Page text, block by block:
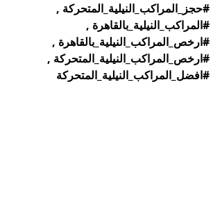
#حجز_المراكب_النيلية_المتحركة ,
#المراكب_النيلية_بالقاهرة ,
#ارخص_المراكب_النيلية_بالقاهرة ,
#ارخص_المراكب_النيلية_المتحركة ,
#افضل_المراكب_النيلية_المتحركة